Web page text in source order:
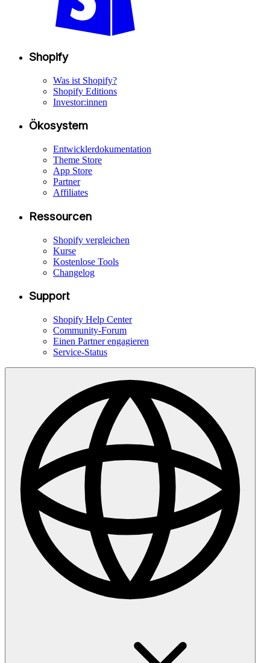
Shopify
Was ist Shopify?
Shopify Editions
Investor:innen
Ökosystem
Entwicklerdokumentation
Theme Store
App Store
Partner
Affiliates
Ressourcen
Shopify vergleichen
Kurse
Kostenlose Tools
Changelog
Support
Shopify Help Center
Community-Forum
Einen Partner engagieren
Service-Status